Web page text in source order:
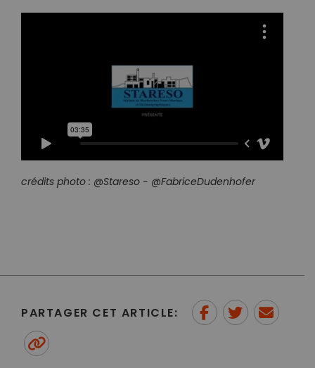
crédits photo : @Stareso - @FabriceDudenhofer
PARTAGER CET ARTICLE: